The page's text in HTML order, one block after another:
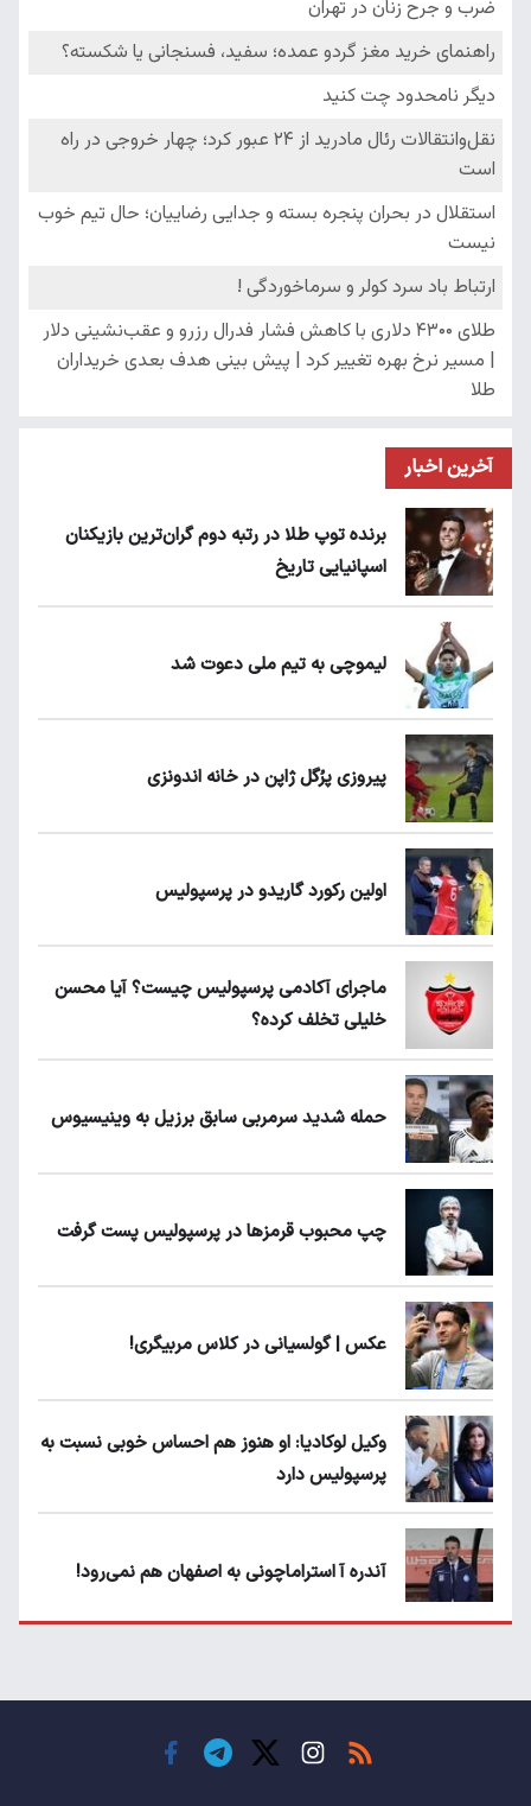
آخرین اخبار
برنده توپ طلا در رتبه دوم گران‌ترین بازیکنان
اسپانیایی تاریخ
لیموچی به تیم ملی دعوت شد
پیروزی پرُگل ژاپن در خانه اندونزی
اولین رکورد گاریدو در پرسپولیس
ماجرای آکادمی پرسپولیس چیست؟ آیا محسن
خلیلی تخلف کرده؟
حمله شدید سرمربی سابق برزیل به وینیسیوس
چپ محبوب قرمزها در پرسپولیس پست گرفت
عکس | گولسیانی در کلاس مربیگری!
وکیل لوکادیا: او هنوز هم احساس خوبی نسبت به
پرسپولیس دارد
آندره آ استراماچونی به اصفهان هم نمی‌رود!
حسن روی هوا!